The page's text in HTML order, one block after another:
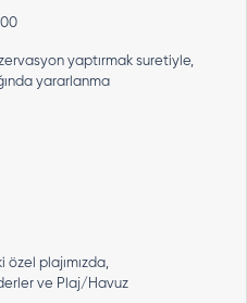
yaptırmak suretiyle,
yararlanma
özel plajımızda,
ve Plaj/Havuz